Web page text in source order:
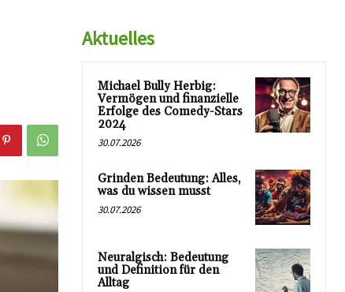
Aktuelles
Michael Bully Herbig:
Vermögen und finanzielle
Erfolge des Comedy-Stars
2024
30.07.2026
Grinden Bedeutung: Alles,
was du wissen musst
30.07.2026
Neuralgisch: Bedeutung
und Definition für den
Alltag